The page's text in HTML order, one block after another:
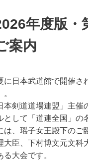
年度版
案内
に日本武道館で開催さ
本剣道道場連盟」主
として「道連全国」の
は、瑶子女王殿下のご
大臣、下村博文元文科
る大会です。